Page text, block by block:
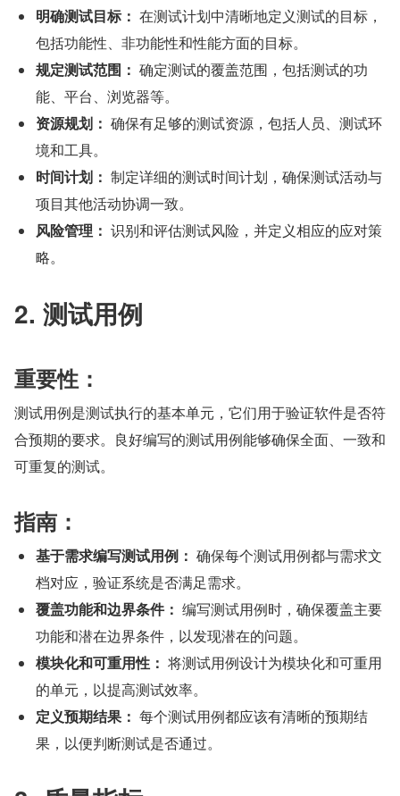
明确测试目标： 在测试计划中清晰地定义测试的目标，
包括功能性、非功能性和性能方面的目标。
规定测试范围： 确定测试的覆盖范围，包括测试的功
能、平台、浏览器等。
资源规划： 确保有足够的测试资源，包括人员、测试环
境和工具。
时间计划： 制定详细的测试时间计划，确保测试活动与
项目其他活动协调一致。
风险管理： 识别和评估测试风险，并定义相应的应对策
略。
2. 测试用例
重要性：
测试用例是测试执行的基本单元，它们用于验证软件是否符
合预期的要求。良好编写的测试用例能够确保全面、一致和
可重复的测试。
指南：
基于需求编写测试用例： 确保每个测试用例都与需求文
档对应，验证系统是否满足需求。
覆盖功能和边界条件： 编写测试用例时，确保覆盖主要
功能和潜在边界条件，以发现潜在的问题。
模块化和可重用性： 将测试用例设计为模块化和可重用
的单元，以提高测试效率。
定义预期结果： 每个测试用例都应该有清晰的预期结
果，以便判断测试是否通过。